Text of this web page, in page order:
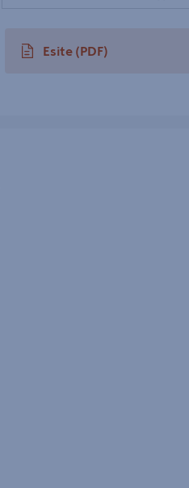
Esite (PDF)
avautuu uuteen välilehteen